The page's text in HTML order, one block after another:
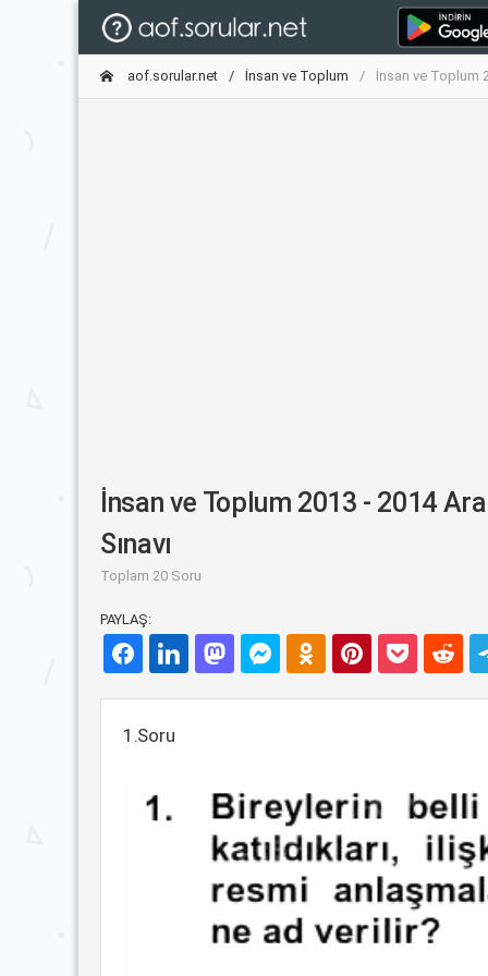
aof.sorular.net İnsan ve Toplum İnsan ve Toplum
İnsan ve Toplum 2013 - 2014 Ara
Sınavı
Toplam 20 Soru
PAYLAŞ:
1.Soru